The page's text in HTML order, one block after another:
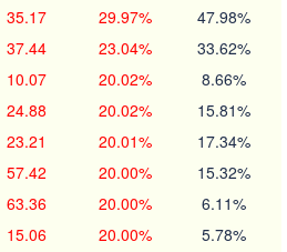
35.17 29.97% 47.98%
37.44 23.04% 33.62%
10.07 20.02% 8.66%
24.88 20.02% 15.81%
23.21 20.01% 17.34%
57.42 20.00% 15.32%
63.36 20.00% 6.11%
15.06 20.00% 5.78%